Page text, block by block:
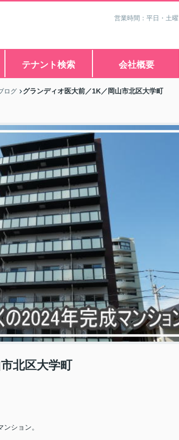
営業時間：平日・土
テナント検索 会社概要
ログ グランディオ医大前／1K／岡山市北区大学町
北区大学町
ション。